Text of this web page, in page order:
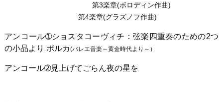
第3楽章(ボロディン作曲)
第4楽章(グラズノフ作曲)
アンコール➀ショスタコーヴィチ：弦楽四重奏のための2つ
の小品より ポルカ(バレエ音楽～黄金時代より～）
アンコール➁見上げてごらん夜の星を